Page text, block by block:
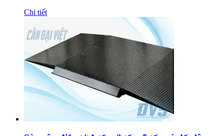
Chi tiết